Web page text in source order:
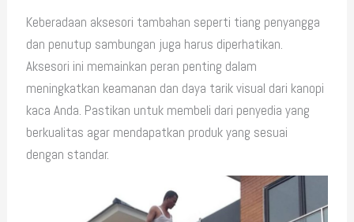
Keberadaan aksesori tambahan seperti tiang penyangga
dan penutup sambungan juga harus diperhatikan.
Aksesori ini memainkan peran penting dalam
meningkatkan keamanan dan daya tarik visual dari kanopi
kaca Anda. Pastikan untuk membeli dari penyedia yang
berkualitas agar mendapatkan produk yang sesuai
dengan standar.